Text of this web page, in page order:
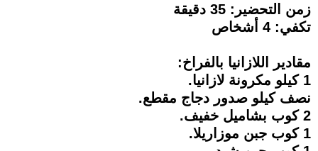
زمن التحضير: 35 دقيقة
تكفي: 4 أشخاص
مقادير اللازانيا بالفراخ:
1 كيلو مكرونة لازانيا.
نصف كيلو صدور دجاج مقطع.
2 كوب بشاميل خفيف.
1 كوب جبن موزاريلا.